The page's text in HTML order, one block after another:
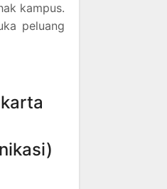
kampus.
peluang